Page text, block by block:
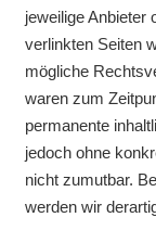
jeweilige Anbieter
verlinkten Seiten
mögliche
waren zum
permanente
jedoch ohne
nicht zumutbar.
werden wir